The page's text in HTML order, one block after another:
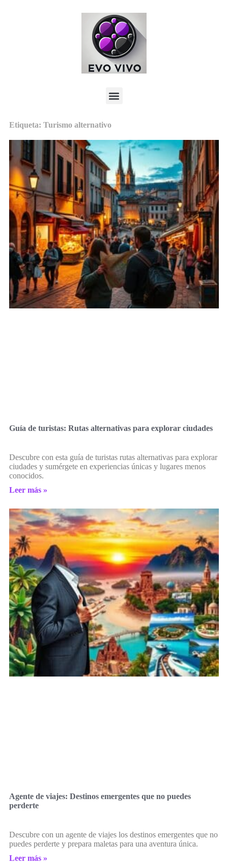
Etiqueta: Turismo alternativo
Guía de turistas: Rutas alternativas para explorar ciudades
Descubre con esta guía de turistas rutas alternativas para explorar
ciudades y sumérgete en experiencias únicas y lugares menos
conocidos.
Leer más »
Agente de viajes: Destinos emergentes que no puedes
perderte
Descubre con un agente de viajes los destinos emergentes que no
puedes perderte y prepara maletas para una aventura única.
Leer más »